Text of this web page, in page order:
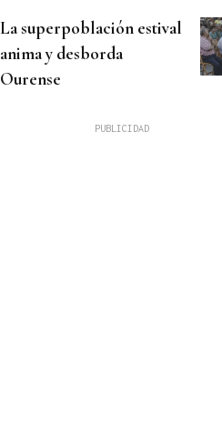
La superpoblación estival
anima y desborda
Ourense